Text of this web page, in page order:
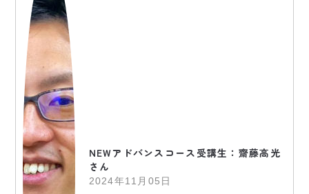
NEWアドバンスコース受講生：齋藤高光
さん
2024年11月05日